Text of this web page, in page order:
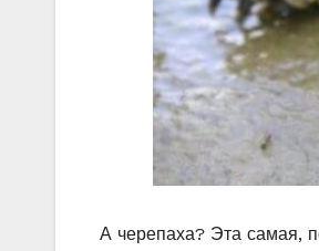
А черепаха? Эта самая,